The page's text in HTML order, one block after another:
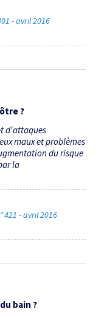
- avril 2016
?
d'attaques
maux et problèmes
du risque
la
421 - avril 2016
bain ?